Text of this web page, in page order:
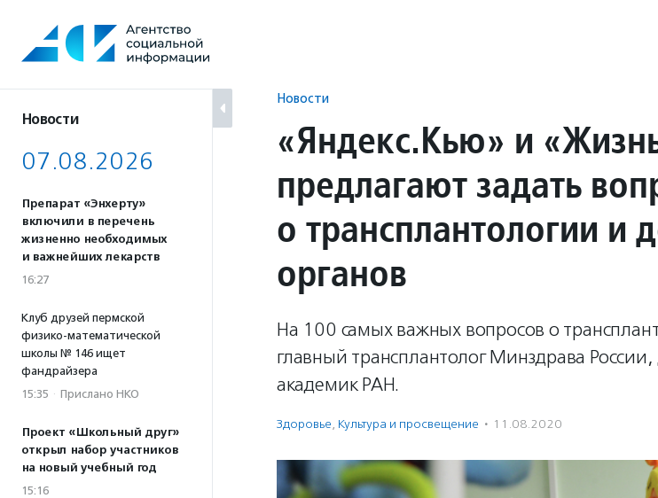
содержанию
Новости
07.08.2026
Препарат «Энхерту»
включили в перечень
жизненно необходимых
и важнейших лекарств
16:27
Клуб друзей пермской
физико-математической
школы № 146 ищет
фандрайзера
15:35 · Прислано НКО
Проект «Школьный друг»
открыл набор участников
на новый учебный год
15:16
Новости
«Яндекс.Кью» и
предлагают задать
о трансплантологии и
органов
На 100 самых важных вопросов о
главный трансплантолог Минздрава
академик РАН.
Здоровье, Культура и просвещение · 11.08.2020